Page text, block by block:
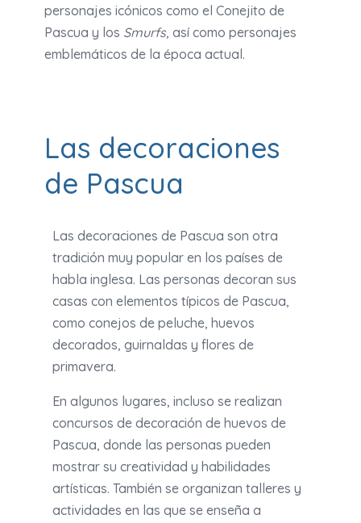
personajes icónicos como el Conejito de
Pascua y los Smurfs, así como personajes
emblemáticos de la época actual.
Las decoraciones
de Pascua
Las decoraciones de Pascua son otra
tradición muy popular en los países de
habla inglesa. Las personas decoran sus
casas con elementos típicos de Pascua,
como conejos de peluche, huevos
decorados, guirnaldas y flores de
primavera.
En algunos lugares, incluso se realizan
concursos de decoración de huevos de
Pascua, donde las personas pueden
mostrar su creatividad y habilidades
artísticas. También se organizan talleres y
actividades en las que se enseña a